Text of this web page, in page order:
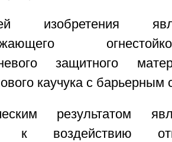
изобретения
защитного
каучука с барьерным
результатом
к воздействию